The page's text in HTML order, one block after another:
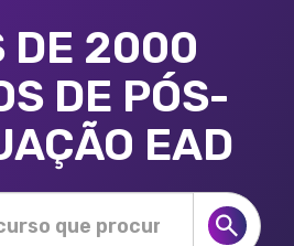
DE 2000
DE PÓS-
EAD